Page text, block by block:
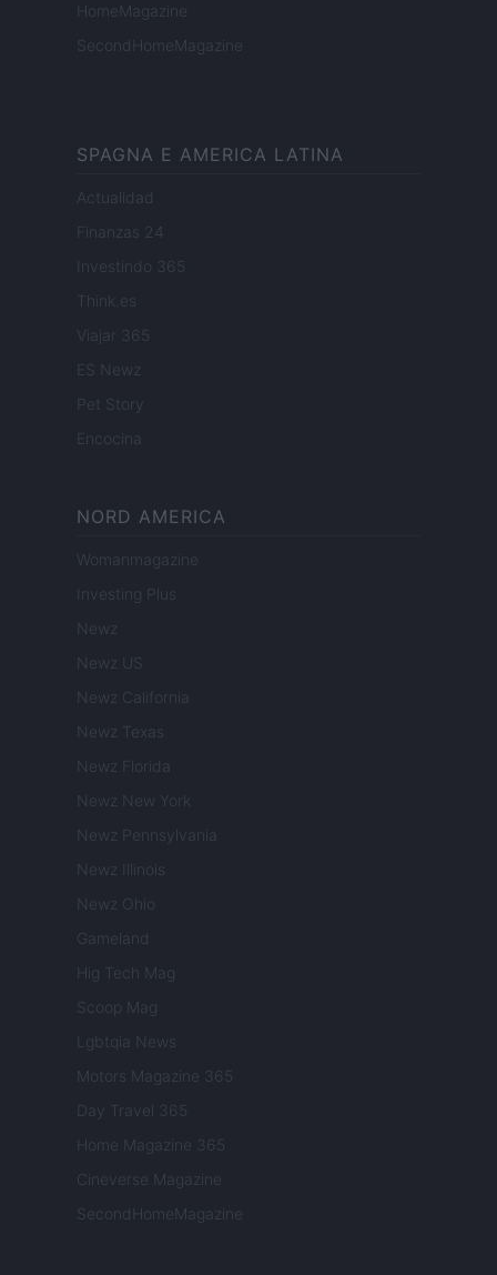
HomeMagazine
SecondHomeMagazine
SPAGNA E AMERICA LATINA
Actualidad
Finanzas 24
Investindo 365
Think.es
Viajar 365
ES Newz
Pet Story
Encocina
NORD AMERICA
Womanmagazine
Investing Plus
Newz
Newz US
Newz California
Newz Texas
Newz Florida
Newz New York
Newz Pennsylvania
Newz Illinois
Newz Ohio
Gameland
Hig Tech Mag
Scoop Mag
Lgbtqia News
Motors Magazine 365
Day Travel 365
Home Magazine 365
Cineverse Magazine
SecondHomeMagazine